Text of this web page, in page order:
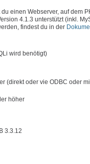
einen Webserver, auf dem
4.1.3 unterstützt (inkl.
findest du in der
wird benötigt)
(direkt oder vie ODBC oder
höher
3.3.12